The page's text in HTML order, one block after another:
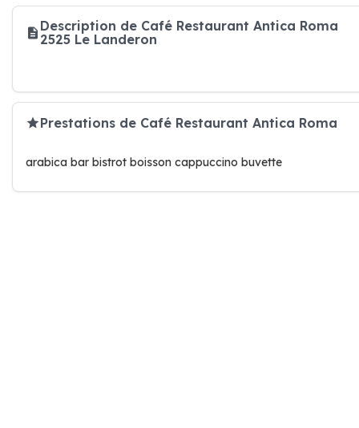
Description de Café Restaurant Antica Roma
2525 Le Landeron
Prestations de Café Restaurant Antica Roma
arabica bar bistrot boisson cappuccino buvette